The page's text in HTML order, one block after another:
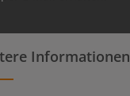
Informationen